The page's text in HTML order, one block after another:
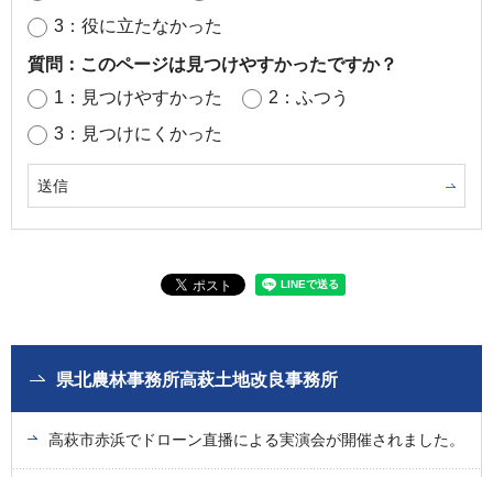
3：役に立たなかった
質問：このページは見つけやすかったですか？
1：見つけやすかった
2：ふつう
3：見つけにくかった
県北農林事務所高萩土地改良事務所
高萩市赤浜でドローン直播による実演会が開催されました。